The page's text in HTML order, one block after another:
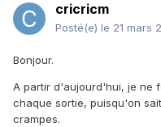
cricricm
Posté(e) le 21 mars
Bonjour.
A partir d'aujourd'hui, je ne
chaque sortie, puisqu'on
crampes.